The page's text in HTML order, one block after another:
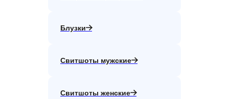
Блузки
Свитшоты мужские
Свитшоты женские